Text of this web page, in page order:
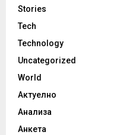
Stories
Tech
Technology
Uncategorized
World
Актуелно
Анализа
Анкета